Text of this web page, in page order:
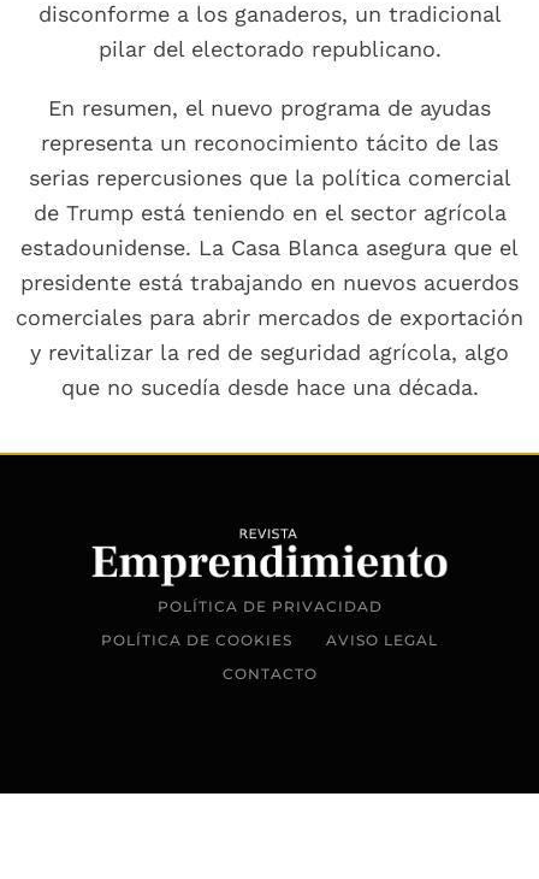
disconforme a los ganaderos, un tradicional
pilar del electorado republicano.
En resumen, el nuevo programa de ayudas
representa un reconocimiento tácito de las
serias repercusiones que la política comercial
de Trump está teniendo en el sector agrícola
estadounidense. La Casa Blanca asegura que el
presidente está trabajando en nuevos acuerdos
comerciales para abrir mercados de exportación
y revitalizar la red de seguridad agrícola, algo
que no sucedía desde hace una década.
POLÍTICA DE PRIVACIDAD
POLÍTICA DE COOKIES
AVISO LEGAL
CONTACTO